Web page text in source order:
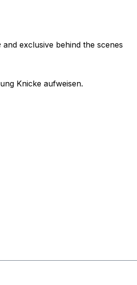
and exclusive behind the scenes
Knicke aufweisen.